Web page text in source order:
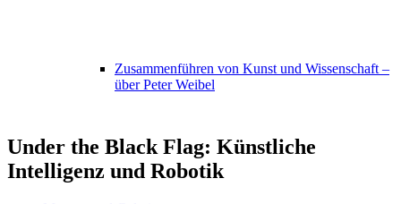
Zusammenführen von Kunst und Wissenschaft –
über Peter Weibel
Under the Black Flag: Künstliche
Intelligenz und Robotik